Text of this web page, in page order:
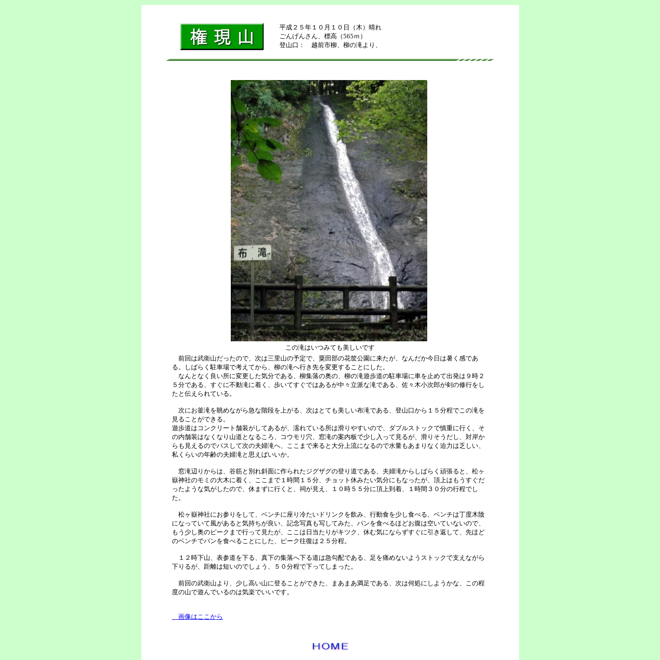
平成２５年１０月１０日（木）晴れ
ごんげんさん、標高（565ｍ）
登山口： 越前市柳、柳の滝より、
この滝はいつみても美しいです
前回は武衛山だったので、次は三里山の予定で、粟田部の花筐公園に来たが、なんだか今日は暑く感であ
る。しばらく駐車場で考えてから、柳の滝へ行き先を変更することにした。
なんとなく良い所に変更した気分である、柳集落の奥の、柳の滝遊歩道の駐車場に車を止めて出発は９時２
５分である、すぐに不動滝に着く、歩いてすぐではあるが中々立派な滝である、佐々木小次郎が剣の修行をし
たと伝えられている。
次にお釜滝を眺めながら急な階段を上がる、次はとても美しい布滝である、登山口から１５分程でこの滝を
見ることができる。
遊歩道はコンクリート舗装がしてあるが、濡れている所は滑りやすいので、ダブルストックで慎重に行く、そ
の内舗装はなくなり山道となるころ、コウモリ穴、窓滝の案内板で少し入って見るが、滑りそうだし、対岸か
らも見えるのでパスして次の夫婦滝へ、ここまで来ると大分上流になるので水量もあまりなく迫力は乏しい、
私くらいの年齢の夫婦滝と思えばいいか。
窓滝辺りからは、谷筋と別れ斜面に作られたジグザグの登り道である、夫婦滝からしばらく頑張ると、松ヶ
嶽神社のモミの大木に着く、ここまで１時間１５分、チョット休みたい気分にもなったが、頂上はもうすぐだ
ったような気がしたので、休まずに行くと、祠が見え、１０時５５分に頂上到着、１時間３０分の行程でし
た。
松ヶ嶽神社にお参りをして、ベンチに座り冷たいドリンクを飲み、行動食を少し食べる、ベンチは丁度木陰
になっていて風があると気持ちが良い、記念写真も写してみた、パンを食べるほどお腹は空いていないので、
もう少し奥のピークまで行って見たが、ここは日当たりがキツク、休む気にならずすぐに引き返して、先ほど
のベンチでパンを食べることにした、ピーク往復は２５分程。
１２時下山、表参道を下る、真下の集落へ下る道は急勾配である、足を痛めないようストックで支えながら
下りるが、距離は短いのでしょう、５０分程で下ってしまった。
前回の武衛山より、少し高い山に登ることができた、まあまあ満足である、次は何処にしようかな、この程
度の山で遊んでいるのは気楽でいいです。
画像はここから